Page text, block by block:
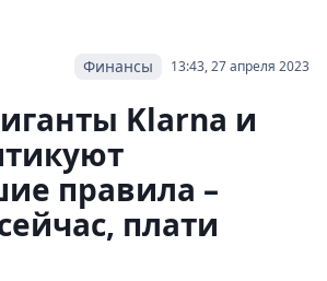
13:43, 27 апреля 2023
Финансы
Klarna и
правила –
плати